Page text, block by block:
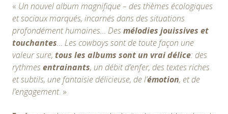
« Un nouvel album magnifique – des thèmes écologiques
et sociaux marqués, incarnés dans des situations
profondément humaines… Desmélodies jouissives et
touchantes… Les cowboys sont de toute façon une
valeur sure, tous les albums sont un vrai délice: des
rythmesentrainants, un débit d’enfer, des textes riches
et subtils, une fantaisie délicieuse, de l’émotion, et de
l’engagement. »